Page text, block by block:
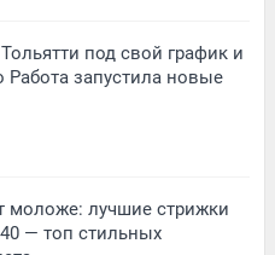
под свой график и
Работа запустила новые
моложе: лучшие стрижки
— топ стильных